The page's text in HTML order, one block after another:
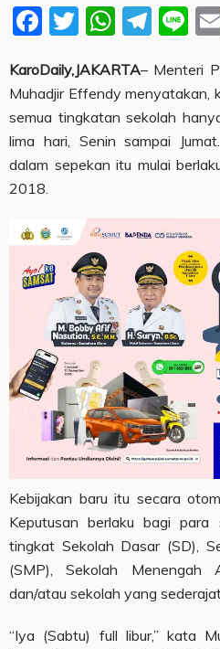
Facebook
Twitter
KaroDaily,JAKARTA– Menteri
Muhadjir Effendy menyatakan,
semua tingkatan sekolah
lima hari, Senin sampai
dalam sepekan itu mulai
2018.
Kebijakan baru itu secara
Keputusan berlaku bagi
tingkat Sekolah Dasar (SD),
(SMP), Sekolah Menengah
dan/atau sekolah yang
“Iya (Sabtu) full libur,” kata